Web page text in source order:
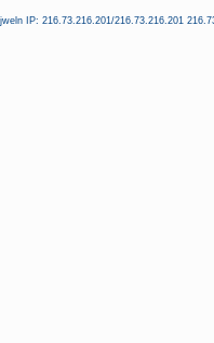
IP: 216.73.216.201/216.73.216.201